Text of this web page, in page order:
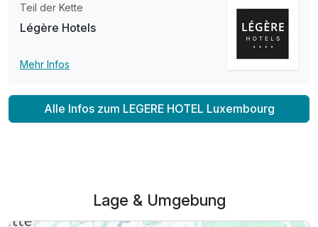
Für 2 Tage p.P. ab134,00 €
Suite/n
Teil der Kette
Légère Hotels
Mehr Infos
Alle Infos zum LEGERE HOTEL Luxembourg
Lage & Umgebung